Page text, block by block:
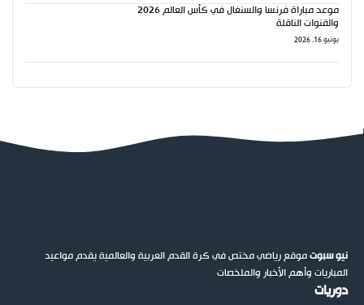
موعد مباراة فرنسا والسنغال في كأس العالم 2026
والقنوات الناقلة
يونيو 16, 2026
نيو سبوتموقع رياضي مختص في كرة القدم العربية والعالمية يقدم مواعيد
المباريات وأهم الأخبار والملخصات
دوريات